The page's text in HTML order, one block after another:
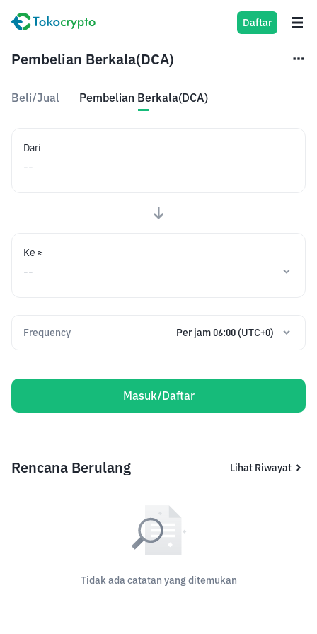
Daftar
Pembelian Berkala(DCA)
Beli/Jual Pembelian Berkala(DCA)
Dari
Ke ≈
Frequency Per jam 06:00 (UTC+0)
Masuk/Daftar
Rencana Berulang Lihat Riwayat
Tidak ada catatan yang ditemukan